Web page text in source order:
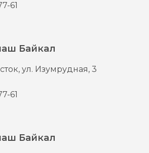
61
Байкал
ул. Изумрудная, 3
61
Байкал